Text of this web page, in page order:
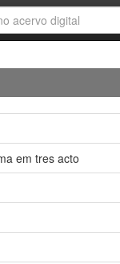
em tres acto